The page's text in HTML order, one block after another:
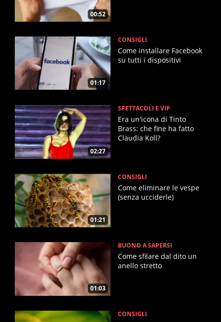
00:52
01:17
CONSIGLI
Come installare Facebook
su tutti i dispositivi
02:27
SPETTACOLI E VIP
Era un'icona di Tinto
Brass: che fine ha fatto
Claudia Koll?
01:21
CONSIGLI
Come eliminare le vespe
(senza ucciderle)
01:03
BUONO A SAPERSI
Come sfilare dal dito un
anello stretto
CONSIGLI